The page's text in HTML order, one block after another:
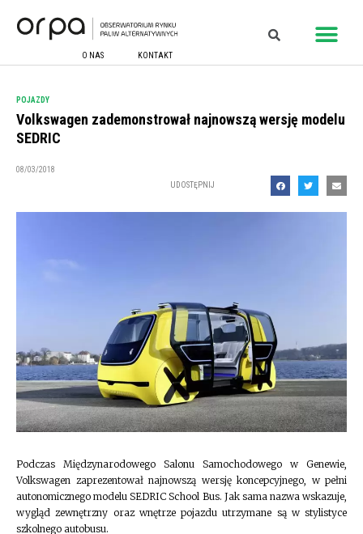
O NAS KONTAKT
POJAZDY
Volkswagen zademonstrował najnowszą wersję modelu
SEDRIC
08/03/2018
UDOSTĘPNIJ
Podczas Międzynarodowego Salonu Samochodowego w Genewie,
Volkswagen zaprezentował najnowszą wersję koncepcyjnego, w pełni
autonomicznego modelu SEDRIC School Bus. Jak sama nazwa wskazuje,
wygląd zewnętrzny oraz wnętrze pojazdu utrzymane są w stylistyce
szkolnego autobusu.